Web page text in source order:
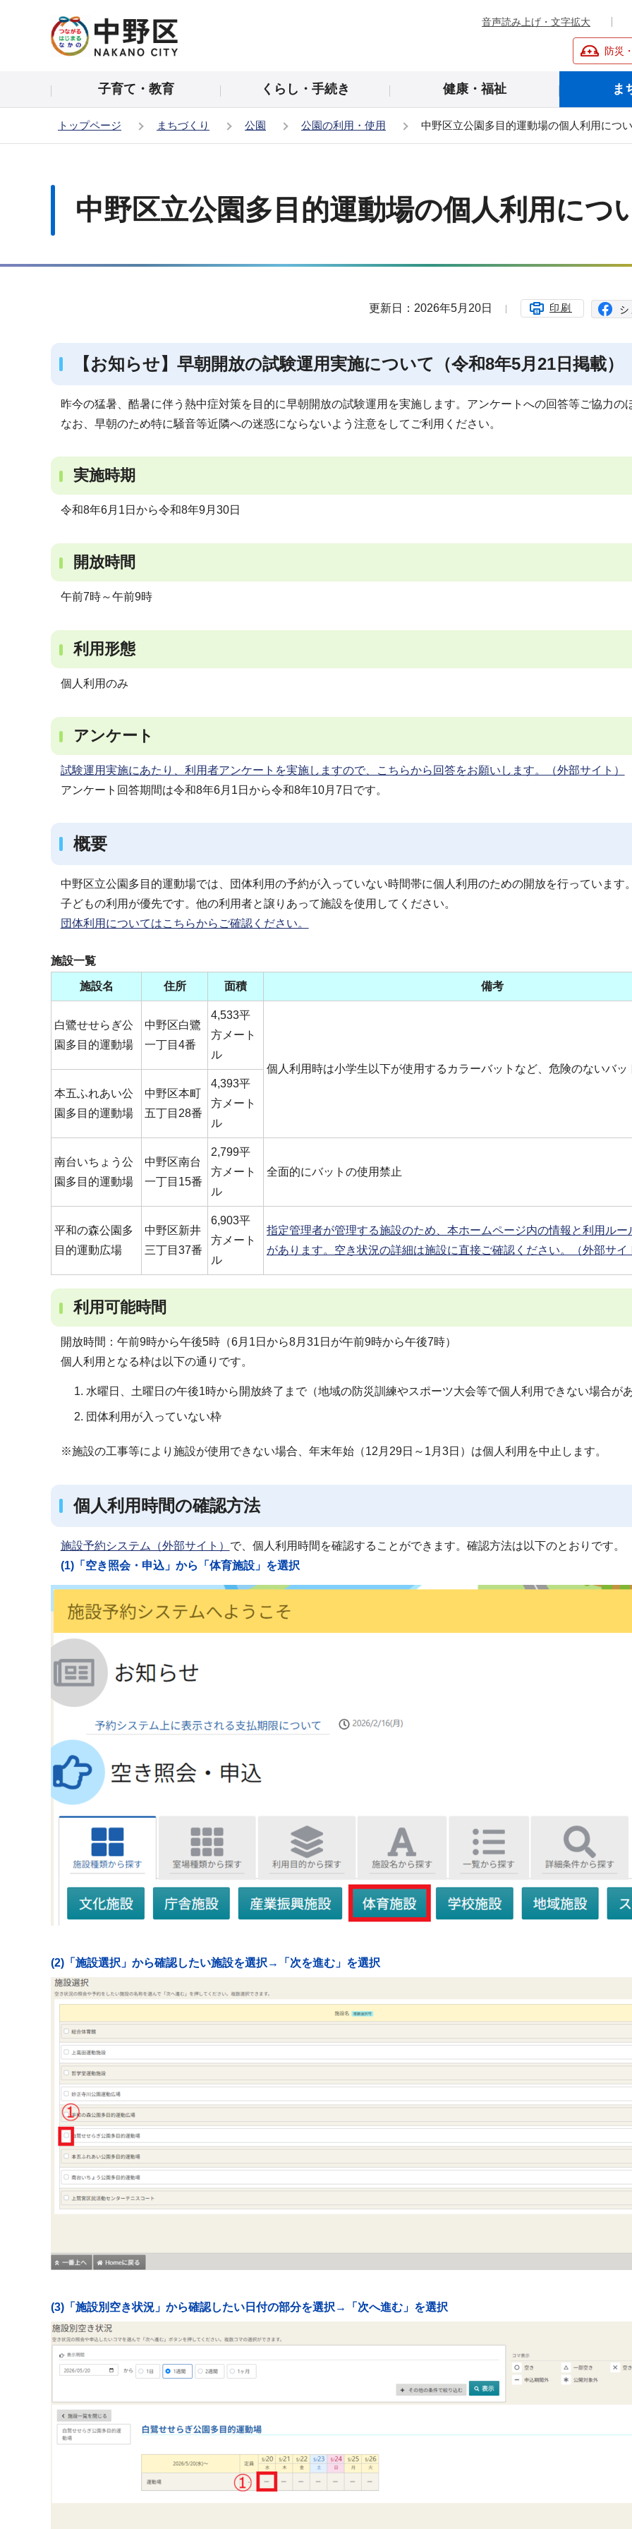
の
頭
音声読み上げ・文字拡大
防災
子育て・教育 くらし・手続き 健康・福祉 ま
トップページ まちづくり 公園 公園の利用・使用 中野区立公園多目的運動場の個人利用につ
中野区立公園多目的運動場の個人利用につ
更新日：2026年5月20日 印刷
【お知らせ】早朝開放の試験運用実施について（令和8年5月21日掲載）
昨今の猛暑、酷暑に伴う熱中症対策を目的に早朝開放の試験運用を実施します。アンケートへの回答等ご協力の
なお、早朝のため特に騒音等近隣への迷惑にならないよう注意をしてご利用ください。
実施時期
令和8年6月1日から令和8年9月30日
開放時間
午前7時～午前9時
利用形態
個人利用のみ
アンケート
試験運用実施にあたり、利用者アンケートを実施しますので、こちらから回答をお願いします。（外部サイト）
アンケート回答期間は令和8年6月1日から令和8年10月7日です。
概要
中野区立公園多目的運動場では、団体利用の予約が入っていない時間帯に個人利用のための開放を行っています。
子どもの利用が優先です。他の利用者と譲りあって施設を使用してください。
団体利用についてはこちらからご確認ください。
施設一覧
施設名 住所 面積 備考
白鷺せせらぎ公
園多目的運動場
中野区白鷺
一丁目4番
4,533平
方メート
ル
個人利用時は小学生以下が使用するカラーバットなど、危険のないバッ
本五ふれあい公
園多目的運動場
中野区本町
五丁目28番
4,393平
方メート
ル
南台いちょう公
園多目的運動場
中野区南台
一丁目15番
2,799平
方メート
ル
全面的にバットの使用禁止
平和の森公園多
目的運動広場
中野区新井
三丁目37番
6,903平
方メート
ル
指定管理者が管理する施設のため、本ホームページ内の情報と利用ルー
があります。空き状況の詳細は施設に直接ご確認ください。（外部サイ
利用可能時間
開放時間：午前9時から午後5時（6月1日から8月31日が午前9時から午後7時）
個人利用となる枠は以下の通りです。
水曜日、土曜日の午後1時から開放終了まで（地域の防災訓練やスポーツ大会等で個人利用できない場合があ
団体利用が入っていない枠
※施設の工事等により施設が使用できない場合、年末年始（12月29日～1月3日）は個人利用を中止します。
個人利用時間の確認方法
施設予約システム（外部サイト） で、個人利用時間を確認することができます。確認方法は以下のとおりです。
(1)「空き照会・申込」から「体育施設」を選択
(2)「施設選択」から確認したい施設を選択→「次を進む」を選択
(3)「施設別空き状況」から確認したい日付の部分を選択→「次へ進む」を選択
ー
シ
ン
こ
ら